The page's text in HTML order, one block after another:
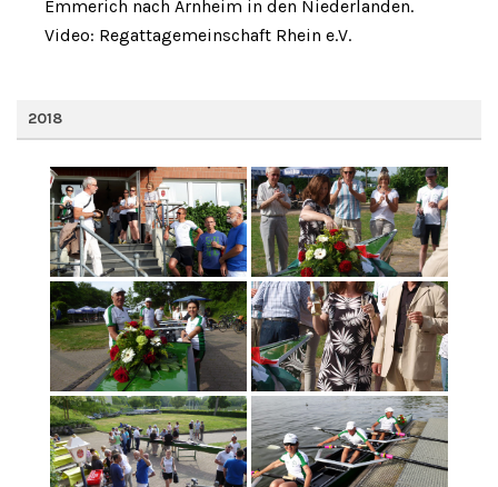
Emmerich nach Arnheim in den Niederlanden.
Video: Regattagemeinschaft Rhein e.V.
2018